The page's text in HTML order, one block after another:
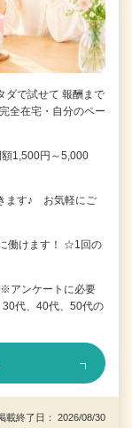
ダで試せて 報酬まで
全在宅・自分のペー
1,500円～5,000
ます♪ お気軽にご
働けます！ ☆1回の
アンケートに必要
代、40代、50代の
終了日： 2026/08/30